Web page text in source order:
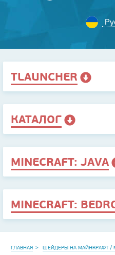
TLAUNCHER
КАТАЛОГ
MINECRAFT: JAVA
MINECRAFT:
ГЛАВНАЯ
ШЕЙДЕРЫ НА МАЙНКРАФТ /